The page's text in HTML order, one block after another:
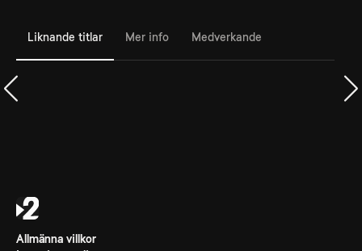
Liknande titlar Mer info Medverkande
Allmänna villkor